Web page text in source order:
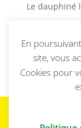
Le dauphiné
Le
Le dauphiné
En
site, vous
Cookies pour